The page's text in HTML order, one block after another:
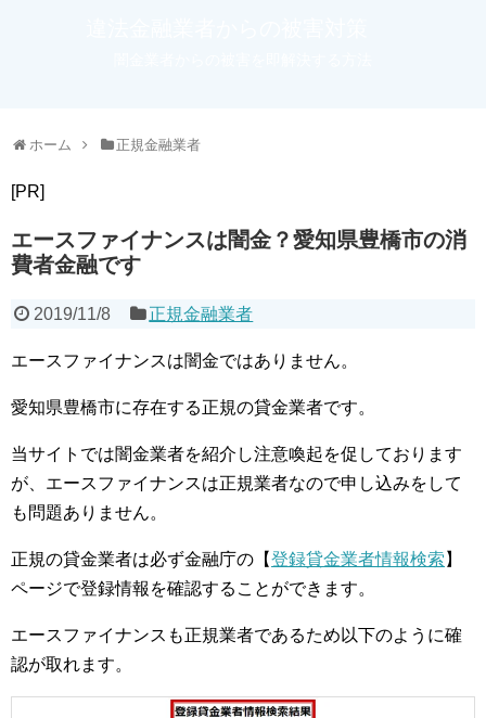
ホーム 正規金融業者
[PR]
エースファイナンスは闇金？愛知県豊橋市の消
費者金融です
2019/11/8 正規金融業者
エースファイナンスは闇金ではありません。
愛知県豊橋市に存在する正規の貸金業者です。
当サイトでは闇金業者を紹介し注意喚起を促しております
が、エースファイナンスは正規業者なので申し込みをして
も問題ありません。
正規の貸金業者は必ず金融庁の【登録貸金業者情報検索 】
ページで登録情報を確認することができます。
エースファイナンスも正規業者であるため以下のように確
認が取れます。